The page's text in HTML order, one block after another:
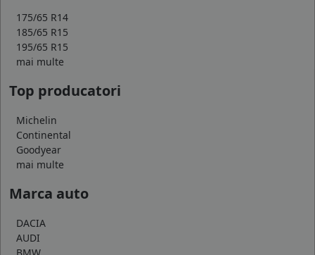
175/65 R14
185/65 R15
195/65 R15
mai multe
Top producatori
Michelin
Continental
Goodyear
mai multe
Marca auto
DACIA
AUDI